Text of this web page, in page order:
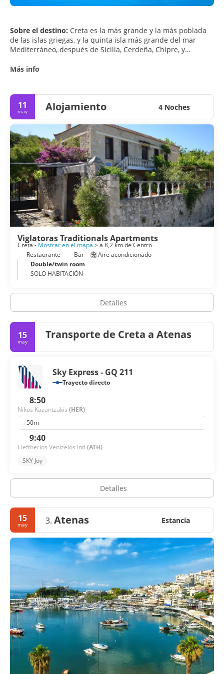
Sobre el destino: Creta es la más grande y la más poblada
de las islas griegas, y la quinta isla más grande del mar
Mediterráneo, después de Sicilia, Cerdeña, Chipre, y
patrimonio cultural de Grecia, al tiempo que conserva sus
propias características culturales locales.
Creta es uno de los destinos turísticos más populares de
Grecia. Las atracciones turísticas incluyen los sitios
arqueológicos de la civilización minoica, el casco antiguo de
Venecia y el puerto de Chania, el castillo veneciano en
Rethymno, la garganta de Samaria, las islas de Chrysi,
Elafonisi, Gramvousa, y Spinalonga y el Palm Beach de Vai,
que es el mayor bosque de palma natural en Europa.
Más info
11
may Alojamiento 4 Noches
Viglatoras Traditionals Apartments
Creta - Mostrar en el mapa > a 8,2 km de Centro
Restaurante
Bar
Aire acondicionado
Double/twin room
SOLO HABITACIÓN
Detalles
15
may
Transporte de Creta a Atenas
Sky Express - GQ 211
Trayecto directo
8:50
Nikos Kazantzakis (HER)
50m
9:40
Eleftherios Venizelos Intl (ATH)
SKY Joy
Detalles
15
may 3. Atenas Estancia